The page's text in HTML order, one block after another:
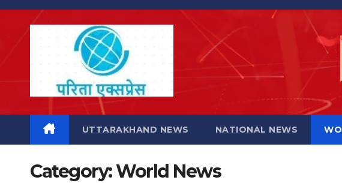
Skip
UTTARAKHAND NEWS NATIONAL NEWS
Category:World News